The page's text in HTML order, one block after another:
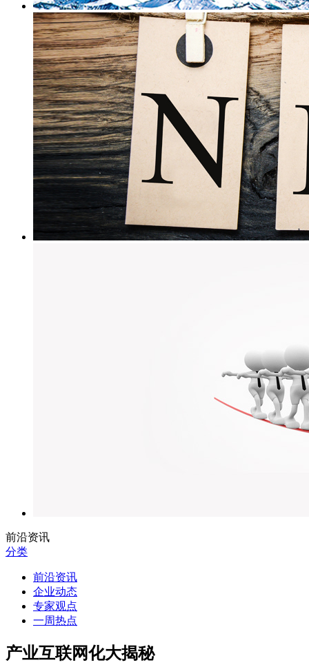
前沿资讯
分类
前沿资讯
企业动态
专家观点
一周热点
产业互联网化大揭秘